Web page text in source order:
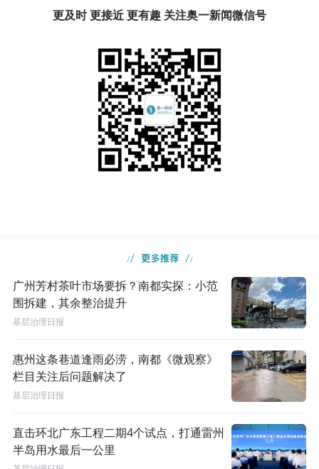
更及时 更接近 更有趣 关注奥一新闻微信号
广州芳村茶叶市场要拆？南都实探：小范
围拆建，其余整治提升
基层治理日报
惠州这条巷道逢雨必涝，南都《微观察》
栏目关注后问题解决了
基层治理日报
直击环北广东工程二期4个试点，打通雷州
半岛用水最后一公里